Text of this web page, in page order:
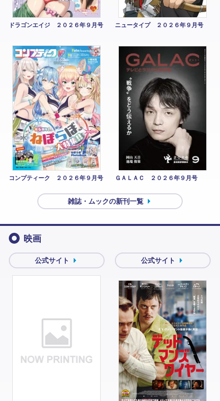
ドラゴンエイジ ２０２６年９月号 ニュータイプ ２０２６年９月号
コンプティーク ２０２６年９月号 ＧＡＬＡＣ ２０２６年９月号
雑誌・ムックの新刊一覧
映画
公式サイト 公式サイト